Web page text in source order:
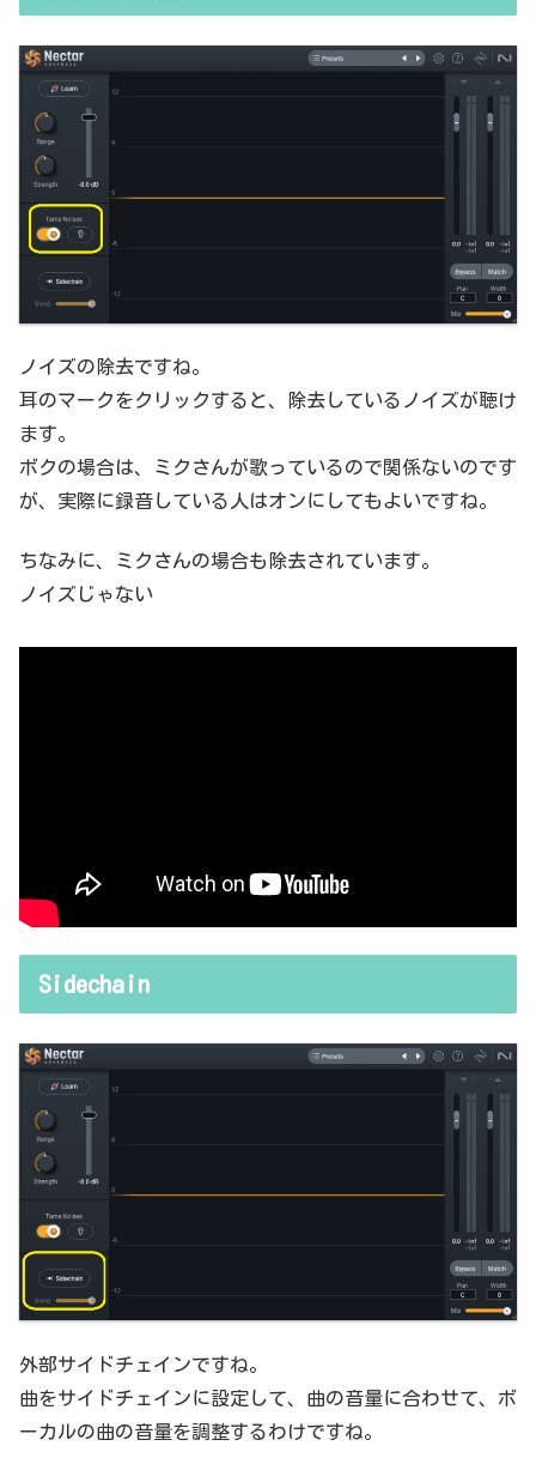
ノイズの除去ですね。
耳のマークをクリックすると、除去しているノイズが聴け
ます。
ボクの場合は、ミクさんが歌っているので関係ないのです
が、実際に録音している人はオンにしてもよいですね。
ちなみに、ミクさんの場合も除去されています。
ノイズじゃない
Sidechain
外部サイドチェインですね。
曲をサイドチェインに設定して、曲の音量に合わせて、ボ
ーカルの曲の音量を調整するわけですね。